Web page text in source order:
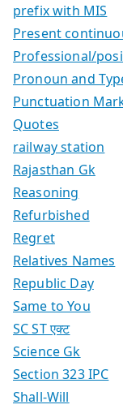
prefix with MIS
Present
Professional/
Pronoun and
Punctuation
Quotes
railway station
Rajasthan Gk
Reasoning
Refurbished
Regret
Relatives Names
Republic Day
Same to You
SC ST एक्ट
Science Gk
Section 323 IPC
Shall-Will